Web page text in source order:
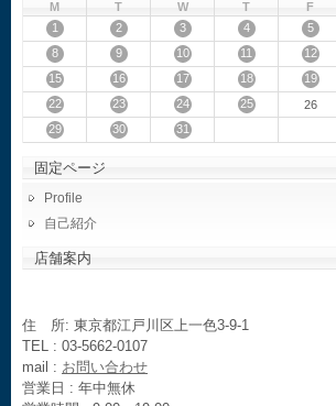
M
T W T F
1
2 3 4 5
8
9 10 11 12
15
16 17 18 19
22
23 24 25 26
29
30 31
固定ページ
Profile
自己紹介
店舗案内
住 所: 東京都江戸川区上一色3-9-1
TEL : 03-5662-0107
mail : お問い合わせ
営業日 : 年中無休